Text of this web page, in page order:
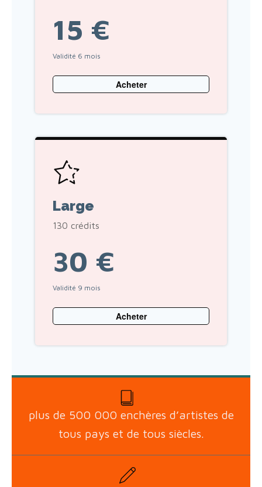
15 €
Validité 6 mois
Acheter
Large
130 crédits
30 €
Validité 9 mois
Acheter
plus de 500 000 enchères d’artistes de
tous pays et de tous siècles.